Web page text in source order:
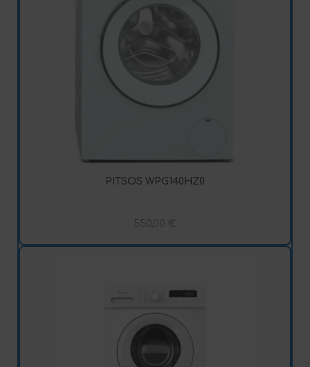
PITSOS WPG140HZ0
550,00 €